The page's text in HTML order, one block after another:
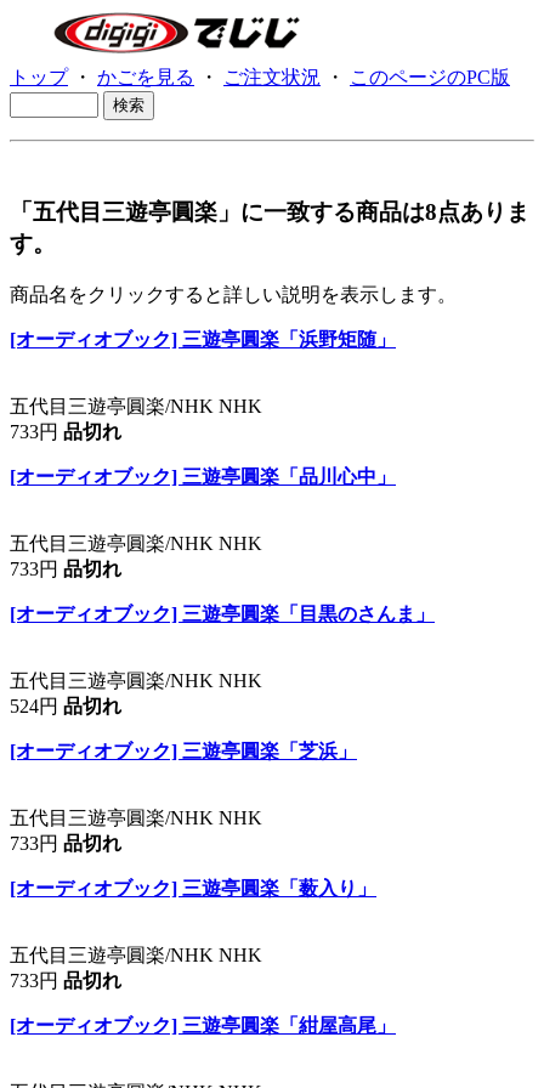
トップ・ かごを見る ・ ご注文状況 ・ このページのPC版
「五代目三遊亭圓楽」に一致する商品は8点ありま
す。
商品名をクリックすると詳しい説明を表示します。
[オーディオブック] 三遊亭圓楽「浜野矩随」
五代目三遊亭圓楽/NHK NHK
733円 品切れ
[オーディオブック] 三遊亭圓楽「品川心中」
五代目三遊亭圓楽/NHK NHK
733円 品切れ
[オーディオブック] 三遊亭圓楽「目黒のさんま」
五代目三遊亭圓楽/NHK NHK
524円 品切れ
[オーディオブック] 三遊亭圓楽「芝浜」
五代目三遊亭圓楽/NHK NHK
733円 品切れ
[オーディオブック] 三遊亭圓楽「薮入り」
五代目三遊亭圓楽/NHK NHK
733円 品切れ
[オーディオブック] 三遊亭圓楽「紺屋高尾」